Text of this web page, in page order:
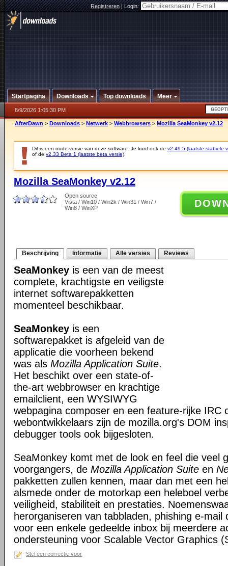
Registreren|Login:
Startpagina Downloads Top downloads Meer
8/9/2026 1:05:30 PM
AfterDawn > Downloads > Netwerk > Webbrowsers > Mozilla SeaMonkey v2.12
Dit is een oude versie van deze software. Je kunt ook de v2.49.5 (laatste stabiele
of de v2.33 Beta 1 (laatste beta versie)
Mozilla SeaMonkey v2.12
Open source
Vista / Win10 / Win2k / Win31 / Win7 /
Win8 / WinXP
Beschrijving Informatie Alle versies Reviews
SeaMonkey is een van de meest
complete, krachtigste en veiligste
internet softwarepakketten
momenteel beschikbaar.
SeaMonkey is een
softwarepakket is afgeleid van de
applicatie die voorheen bekend
was als Mozilla Application Suite.
Het beschikt over een state-of-
the-art webbrowser en krachtige
emailclient, een WYSIWYG
webpagina composer en een feature-rijke IRC
webontwikkelaars zijn de mozilla.org's DOM
debugger tools ook bijgesloten.
SeaMonkey komt met de look en feel die veel
voorgangers, de Mozilla Application Suite en
pakketten zullen kennen, maar dan met een
alsmede onder de motorkap een heleboel
veiligheid, stabiliteit en prestaties.
herorganiseren van tabbladen, phishing e-mail
voor een enkele gedeelde inbox bij meerdere
ondersteuning voor Scalable Vector Graphics
Stel een correctie voor